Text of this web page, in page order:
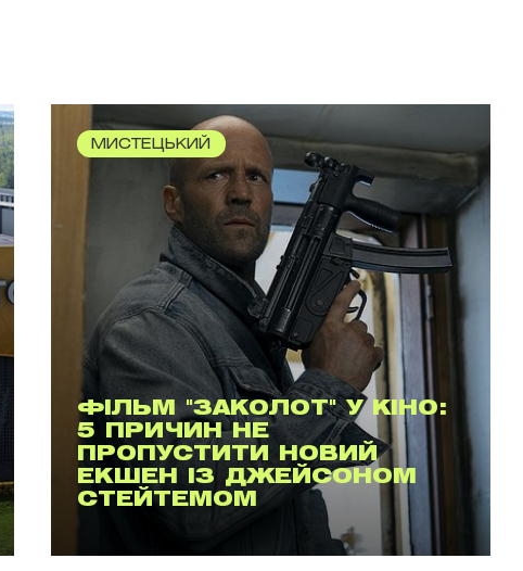
МИСТЕЦЬКИЙ
ФІЛЬМ "ЗАКОЛОТ" У КІНО:
5 ПРИЧИН НЕ
ПРОПУСТИТИ НОВИЙ
ЕКШЕН ІЗ ДЖЕЙСОНОМ
СТЕЙТЕМОМ